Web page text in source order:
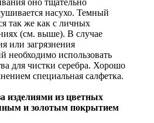
оно тщательно
насухо. Темный
так же как с личных
(см. выше). В случае
или загрязнения
необходимо использовать
для чистки серебра. Хорошо
специальная салфетка.
изделиями из цветных
и золотым покрытием